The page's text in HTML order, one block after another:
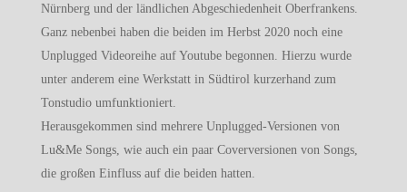
Nürnberg und der ländlichen Abgeschiedenheit Oberfrankens.
Ganz nebenbei haben die beiden im Herbst 2020 noch eine
Unplugged Videoreihe auf Youtube begonnen. Hierzu wurde
unter anderem eine Werkstatt in Südtirol kurzerhand zum
Tonstudio umfunktioniert.
Herausgekommen sind mehrere Unplugged-Versionen von
Lu&Me Songs, wie auch ein paar Coverversionen von Songs,
die großen Einfluss auf die beiden hatten.